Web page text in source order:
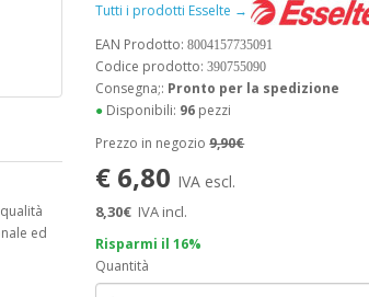
ed
Tutti i prodotti Esselte →
EAN Prodotto:8004157735091
Codice prodotto:390755090
Consegna;: Pronto per la spedizione
● Disponibili: 96 pezzi
Prezzo in negozio9,90€
€ 6,80 IVA escl.
8,30€ IVA incl.
Risparmi il 16%
Quantità